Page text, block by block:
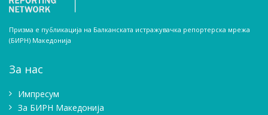
Призма е публикација на Балканската истражувачка репортерска мрежа
(БИРН) Македонија
За нас
Импресум
Зa БИРН Македонија